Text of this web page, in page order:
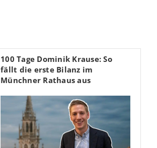
100 Tage Dominik Krause: So
fällt die erste Bilanz im
Münchner Rathaus aus